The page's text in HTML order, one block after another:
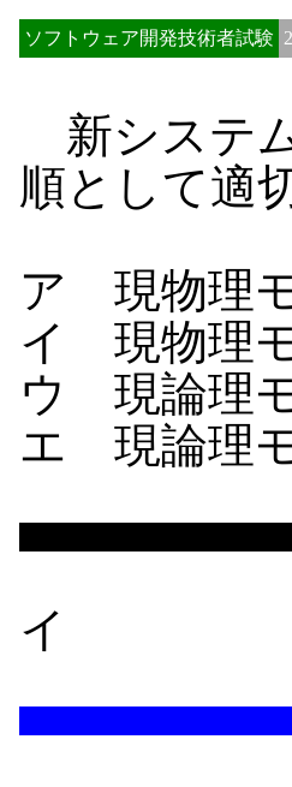
ソフトウェア開発技術者試験
新システ
順として適
ア 現物理
イ 現物理
ウ 現論理
エ 現論理
イ